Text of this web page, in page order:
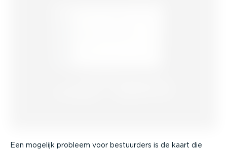
Een mogelijk probleem voor bestuurders is de kaart die